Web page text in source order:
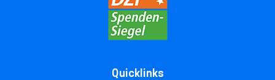
Quicklinks